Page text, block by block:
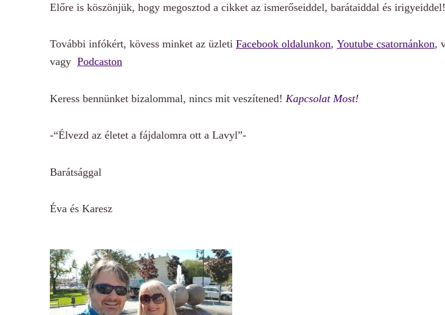
Előre is köszönjük, hogy megosztod a cikket az ismerőseiddel, barátaiddal és irigyeiddel!
További infókért, kövess minket az üzleti Facebook oldalunkon, Youtube csatornánkon,
vagy Podcaston
Keress bennünket bizalommal, nincs mit veszítened! Kapcsolat Most!
-“Élvezd az életet a fájdalomra ott a Lavyl”-
Barátsággal
Éva és Karesz